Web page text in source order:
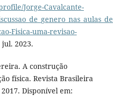
Jorge-Cavalcante-
Fisica-uma-revisao-
2023.
A construção
física. Revista Brasileira
Disponível em: